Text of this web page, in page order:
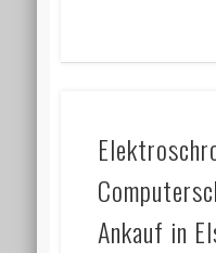
Ankauf in